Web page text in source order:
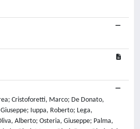
Cristoforetti, Marco; De Donato,
Iuppa, Roberto; Lega,
Alberto; Osteria, Giuseppe; Palma,